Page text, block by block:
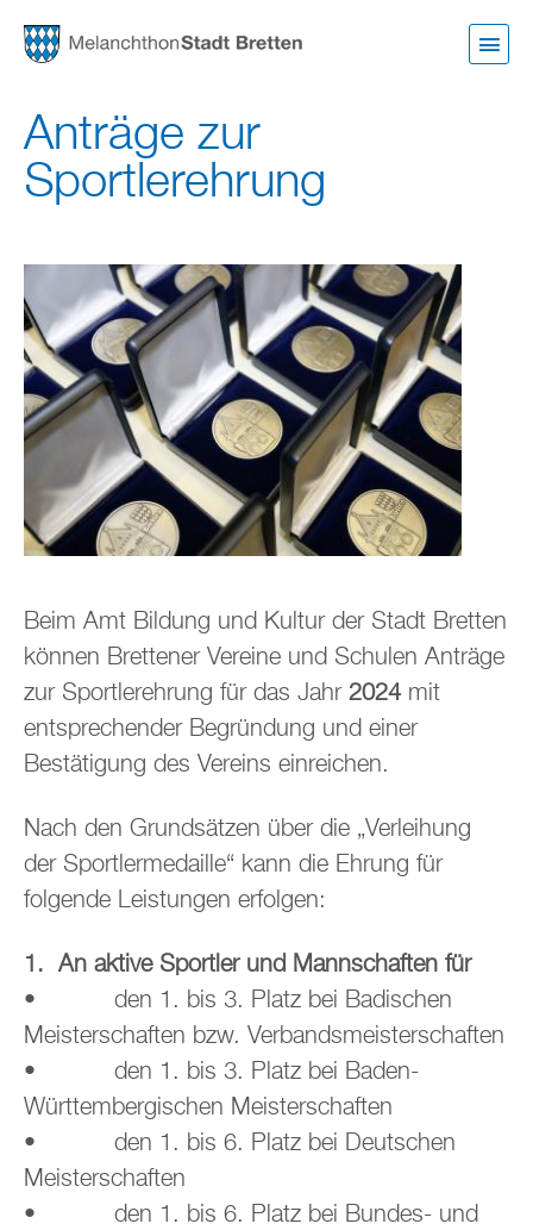
Anträge zur
Sportlerehrung
Beim Amt Bildung und Kultur der Stadt Bretten
können Brettener Vereine und Schulen Anträge
zur Sportlerehrung für das Jahr 2024 mit
entsprechender Begründung und einer
Bestätigung des Vereins einreichen.
Nach den Grundsätzen über die „Verleihung
der Sportlermedaille“ kann die Ehrung für
folgende Leistungen erfolgen:
1. An aktive Sportler und Mannschaften für
• den 1. bis 3. Platz bei Badischen
Meisterschaften bzw. Verbandsmeisterschaften
• den 1. bis 3. Platz bei Baden-
Württembergischen Meisterschaften
• den 1. bis 6. Platz bei Deutschen
Meisterschaften
• den 1. bis 6. Platz bei Bundes- und